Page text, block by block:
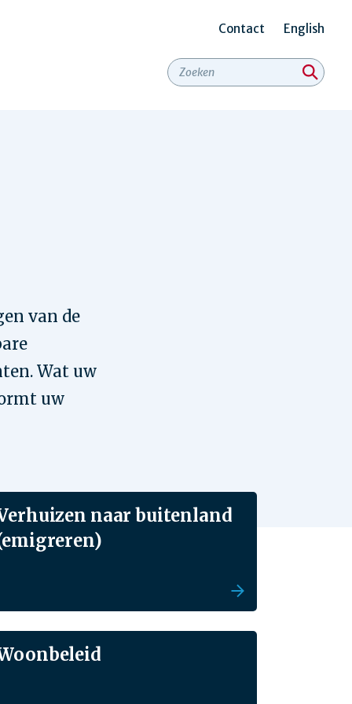
Secundair
menu
Contact English
van de
Wat uw
uw
naar buitenland